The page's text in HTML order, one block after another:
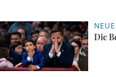
Die
22.06.2026,
17 Uhr
Maximilian
Lutz